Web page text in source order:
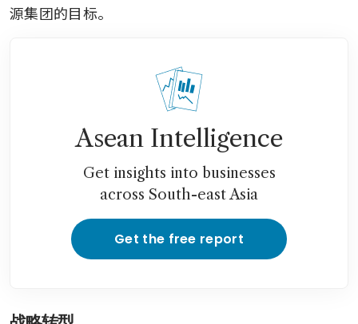
源集团的目标。
Asean Intelligence
Get insights into businesses
across South-east Asia
Get the free report